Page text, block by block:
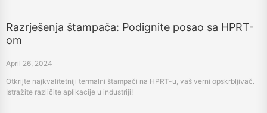
Razrješenja štampača: Podignite posao sa HPRT-
om
April 26, 2024
Otkrijte najkvalitetniji termalni štampači na HPRT-u, vaš verni opskrbljivač.
Istražite različite aplikacije u industriji!